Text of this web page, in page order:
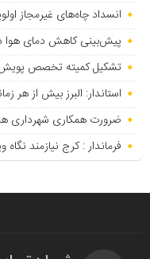
انسداد چاه‌های غیرمجاز
پیش‌بینی کاهش دمای هوا
تشکیل کمیته تخصص پویش
استاندار: البرز بیش از هر
ضرورت همکاری شهرداری
فرماندار : کرج نیازمند